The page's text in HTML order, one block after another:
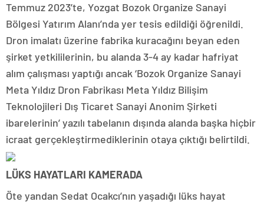
Temmuz 2023’te, Yozgat Bozok Organize Sanayi
Bölgesi Yatırım Alanı’nda yer tesis edildiği öğrenildi.
Dron imalatı üzerine fabrika kuracağını beyan eden
şirket yetkililerinin, bu alanda 3-4 ay kadar hafriyat
alım çalışması yaptığı ancak ‘Bozok Organize Sanayi
Meta Yıldız Dron Fabrikası Meta Yıldız Bilişim
Teknolojileri Dış Ticaret Sanayi Anonim Şirketi
ibarelerinin’ yazılı tabelanın dışında alanda başka hiçbir
icraat gerçekleştirmediklerinin otaya çıktığı belirtildi.
LÜKS HAYATLARI KAMERADA
Öte yandan Sedat Ocakcı’nın yaşadığı lüks hayat